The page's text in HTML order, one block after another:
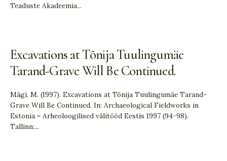
Teaduste Akadeemia...
Excavations at Tõnija Tuulingumäe
Tarand-Grave Will Be Continued.
Mägi, M. (1997). Excavations at Tõnija Tuulingumäe Tarand-
Grave Will Be Continued. In: Archaeological Fieldworks in
Estonia = Arheoloogilised välitööd Eestis 1997 (94−98).
Tallinn:...